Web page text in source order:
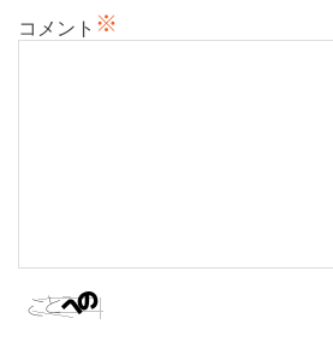
コメント ※